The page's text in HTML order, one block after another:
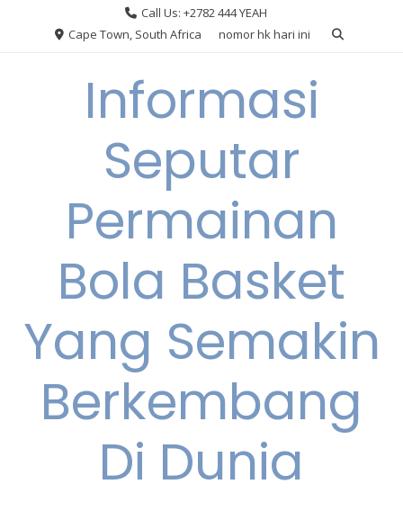
Call Us: +2782 444 YEAH
Cape Town, South Africa
nomor hk hari ini
Informasi
Seputar
Permainan
Bola Basket
Yang Semakin
Berkembang
Di Dunia